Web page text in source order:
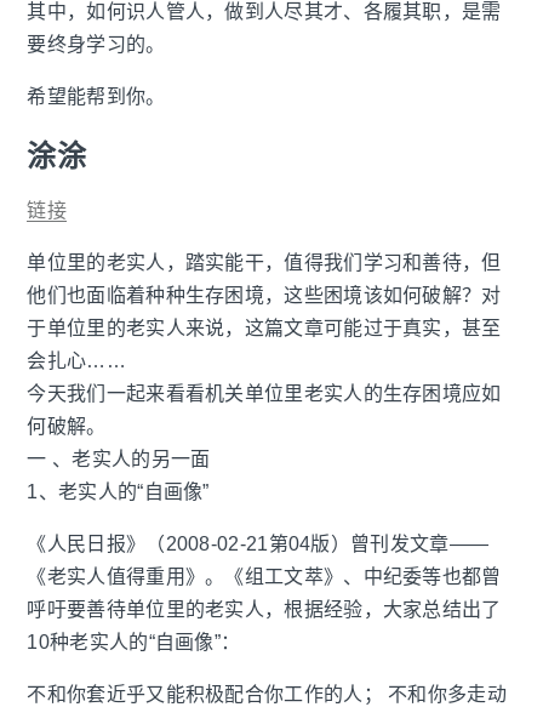
其中，如何识人管人，做到人尽其才、各履其职，是需
要终身学习的。
希望能帮到你。
涂涂
链接
单位里的老实人，踏实能干，值得我们学习和善待，但
他们也面临着种种生存困境，这些困境该如何破解？对
于单位里的老实人来说，这篇文章可能过于真实，甚至
会扎心……
今天我们一起来看看机关单位里老实人的生存困境应如
何破解。
一 、老实人的另一面
1、老实人的“自画像”
《人民日报》（2008-02-21第04版）曾刊发文章——
《老实人值得重用》。《组工文萃》、中纪委等也都曾
呼吁要善待单位里的老实人，根据经验，大家总结出了
10种老实人的“自画像”：
不和你套近乎又能积极配合你工作的人； 不和你多走动